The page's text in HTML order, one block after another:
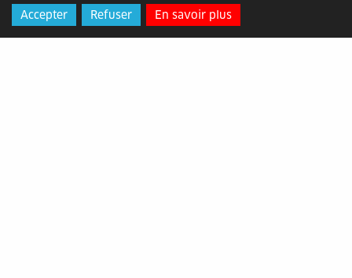
Accepter Refuser En savoir plus